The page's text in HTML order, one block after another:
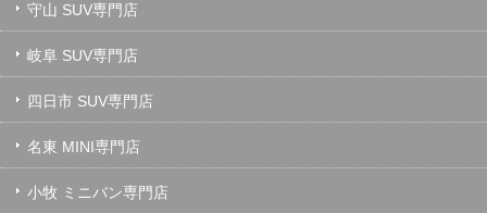
守山 SUV専門店
岐阜 SUV専門店
四日市 SUV専門店
名東 MINI専門店
小牧 ミニバン専門店